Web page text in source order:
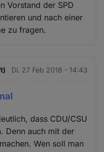
Vorstand der SPD
und nach einer
zu fragen.
Di. 27 Feb 2018 - 14:43
dass CDU/CSU
Denn auch mit der
Wen soll man